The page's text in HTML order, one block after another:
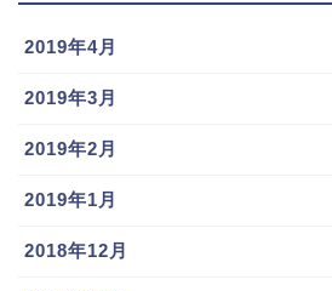
2019年4月
2019年3月
2019年2月
2019年1月
2018年12月